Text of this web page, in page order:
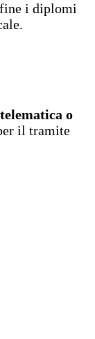
i diplomi
o
il tramite